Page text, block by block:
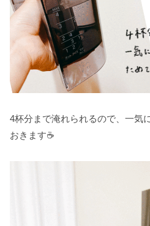
4杯分まで淹れられるので、一気
おきます☕️